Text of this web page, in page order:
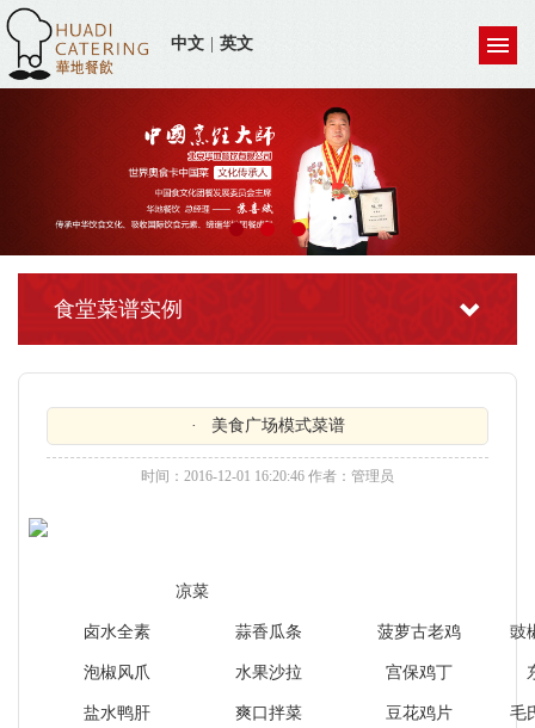
中文 英文
食堂菜谱实例
· 美食广场模式菜谱
时间：2016-12-01 16:20:46 作者：管理员
凉菜
卤水全素 蒜香瓜条 菠萝古老鸡 豉
泡椒风爪 水果沙拉 宫保鸡丁
盐水鸭肝 爽口拌菜 豆花鸡片 毛